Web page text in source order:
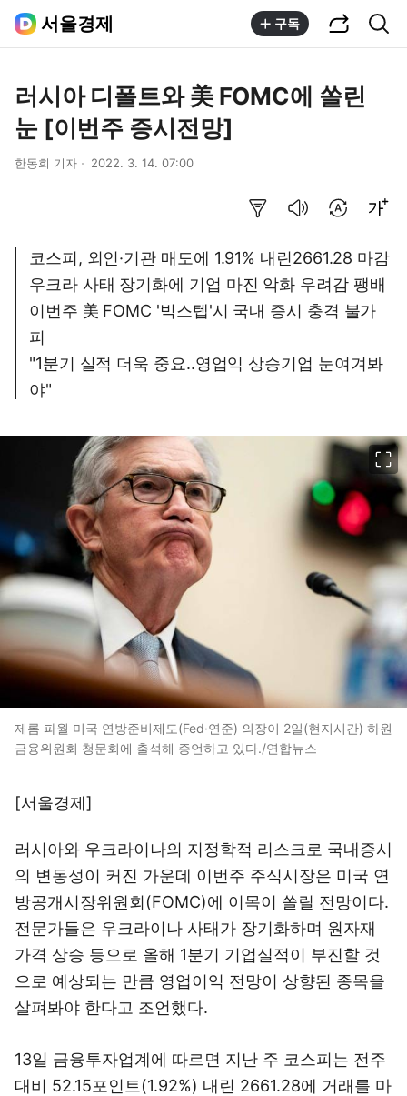
서울경제 구독
러시아 디폴트와 美 FOMC에 쏠린
눈 [이번주 증시전망]
한동희 기자 2022. 3. 14. 07:00
코스피, 외인·기관 매도에 1.91% 내린2661.28 마감
우크라 사태 장기화에 기업 마진 악화 우려감 팽배
이번주 美 FOMC '빅스텝'시 국내 증시 충격 불가
피
"1분기 실적 더욱 중요..영업익 상승기업 눈여겨봐
야"
제롬 파월 미국 연방준비제도(Fed·연준) 의장이 2일(현지시간) 하원
금융위원회 청문회에 출석해 증언하고 있다./연합뉴스
[서울경제]
러시아와 우크라이나의 지정학적 리스크로 국내증시
의 변동성이 커진 가운데 이번주 주식시장은 미국 연
방공개시장위원회(FOMC)에 이목이 쏠릴 전망이다.
전문가들은 우크라이나 사태가 장기화하며 원자재
가격 상승 등으로 올해 1분기 기업실적이 부진할 것
으로 예상되는 만큼 영업이익 전망이 상향된 종목을
살펴봐야 한다고 조언했다.
13일 금융투자업계에 따르면 지난 주 코스피는 전주
대비 52.15포인트(1.92%) 내린 2661.28에 거래를 마